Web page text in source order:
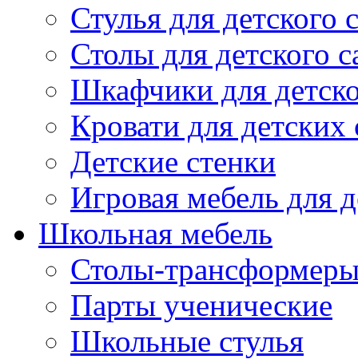
Стулья для детского
Столы для детского
Шкафчики для
Кровати для детских
Детские стенки
Игровая мебель для
Школьная мебель
Столы-
Парты ученические
Школьные стулья